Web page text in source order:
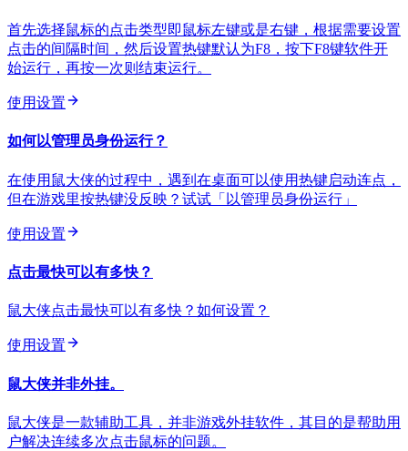
首先选择鼠标的点击类型即鼠标左键或是右键，根据需要设置
点击的间隔时间，然后设置热键默认为F8，按下F8键软件开
始运行，再按一次则结束运行。
使用设置
如何以管理员身份运行？
在使用鼠大侠的过程中，遇到在桌面可以使用热键启动连点，
但在游戏里按热键没反映？试试「以管理员身份运行」
使用设置
点击最快可以有多快？
鼠大侠点击最快可以有多快？如何设置？
使用设置
鼠大侠并非外挂。
鼠大侠是一款辅助工具，并非游戏外挂软件，其目的是帮助用
户解决连续多次点击鼠标的问题。